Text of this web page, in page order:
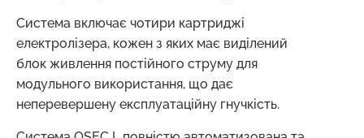
Система включає чотири картриджі
електролізера, кожен з яких має виділений
блок живлення постійного струму для
модульного використання, що дає
неперевершену експлуатаційну гнучкість.